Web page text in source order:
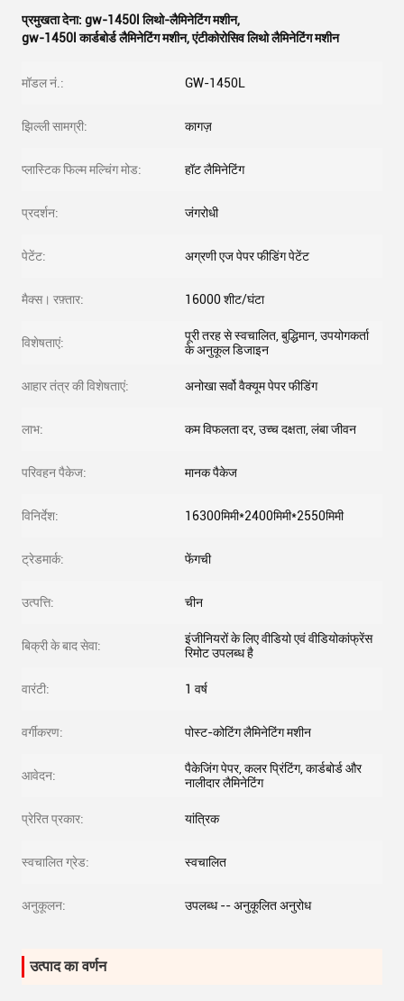
प्रमुखता देना: gw-1450l लिथो-लैमिनेटिंग मशीन,
gw-1450l कार्डबोर्ड लैमिनेटिंग मशीन,एंटीकोरोसिव लिथो लैमिनेटिंग मशीन
मॉडल नं.: GW-1450L
झिल्ली सामग्री: कागज़
प्लास्टिक फिल्म मल्चिंग मोड: हॉट लैमिनेटिंग
प्रदर्शन: जंगरोधी
पेटेंट: अग्रणी एज पेपर फीडिंग पेटेंट
मैक्स। रफ़्तार: 16000 शीट/घंटा
विशेषताएं:
पूरी तरह से स्वचालित, बुद्धिमान, उपयोगकर्ता
के अनुकूल डिजाइन
आहार तंत्र की विशेषताएं: अनोखा सर्वो वैक्यूम पेपर फीडिंग
लाभ: कम विफलता दर, उच्च दक्षता, लंबा जीवन
परिवहन पैकेज: मानक पैकेज
विनिर्देश: 16300मिमी*2400मिमी*2550मिमी
ट्रेडमार्क: फेंगची
उत्पत्ति: चीन
बिक्री के बाद सेवा:
इंजीनियरों के लिए वीडियो एवं वीडियोकांफ्रेंस
रिमोट उपलब्ध है
वारंटी: 1 वर्ष
वर्गीकरण: पोस्ट-कोटिंग लैमिनेटिंग मशीन
आवेदन:
पैकेजिंग पेपर, कलर प्रिंटिंग, कार्डबोर्ड और
नालीदार लैमिनेटिंग
प्रेरित प्रकार: यांत्रिक
स्वचालित ग्रेड: स्वचालित
अनुकूलन: उपलब्ध -- अनुकूलित अनुरोध
उत्पाद का वर्णन